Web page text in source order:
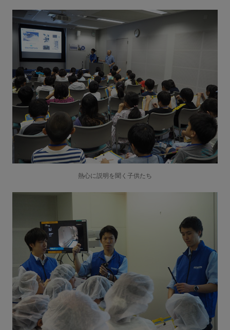
熱心に説明を聞く子供たち